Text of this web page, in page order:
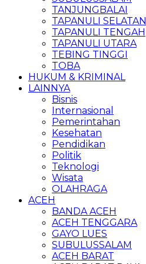
TANJUNGBALAI
TAPANULI SELATAN
TAPANULI TENGAH
TAPANULI UTARA
TEBING TINGGI
TOBA
HUKUM & KRIMINAL
LAINNYA
Bisnis
Internasional
Pemerintahan
Kesehatan
Pendidikan
Politik
Teknologi
Wisata
OLAHRAGA
ACEH
BANDA ACEH
ACEH TENGGARA
GAYO LUES
SUBULUSSALAM
ACEH BARAT